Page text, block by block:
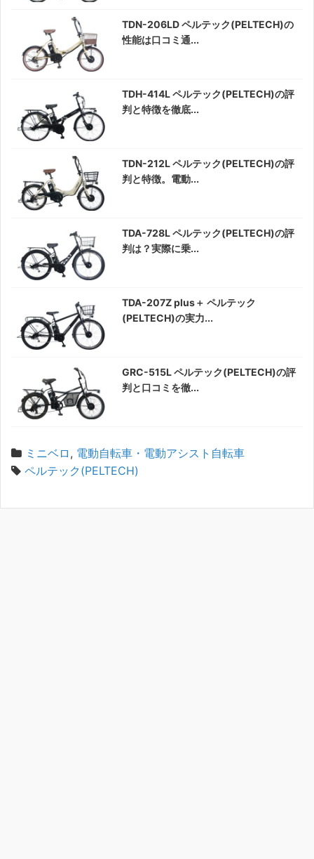
TDN-206LD ペルテック(PELTECH)の
性能は口コミ通...
TDH-414L ペルテック(PELTECH)の評
判と特徴を徹底...
TDN-212L ペルテック(PELTECH)の評
判と特徴。電動...
TDA-728L ペルテック(PELTECH)の評
判は？実際に乗...
TDA-207Z plus＋ ペルテック
(PELTECH)の実力...
GRC-515L ペルテック(PELTECH)の評
判と口コミを徹...
ミニベロ , 電動自転車・電動アシスト自転車
ペルテック(PELTECH)